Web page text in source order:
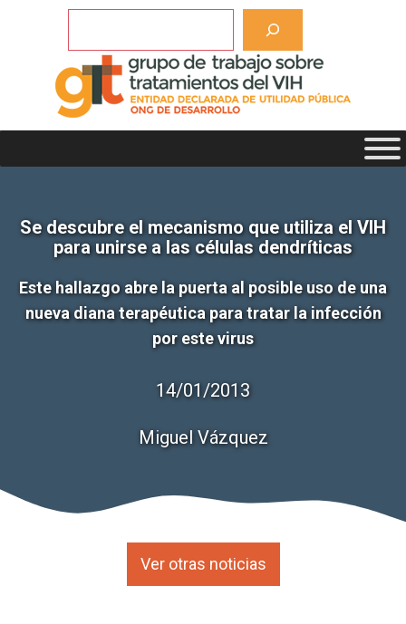
Se descubre el mecanismo que utiliza el VIH
para unirse a las células dendríticas
Este hallazgo abre la puerta al posible uso de una
nueva diana terapéutica para tratar la infección
por este virus
14/01/2013
Miguel Vázquez
Ver otras noticias